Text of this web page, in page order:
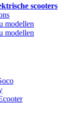
scooters
modellen
modellen